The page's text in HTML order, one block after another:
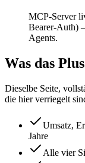
MCP-Server
Bearer-Auth)
Agents.
Was das
Dieselbe Seite,
die hier verriegelt
Umsatz,
Jahre
Alle vier